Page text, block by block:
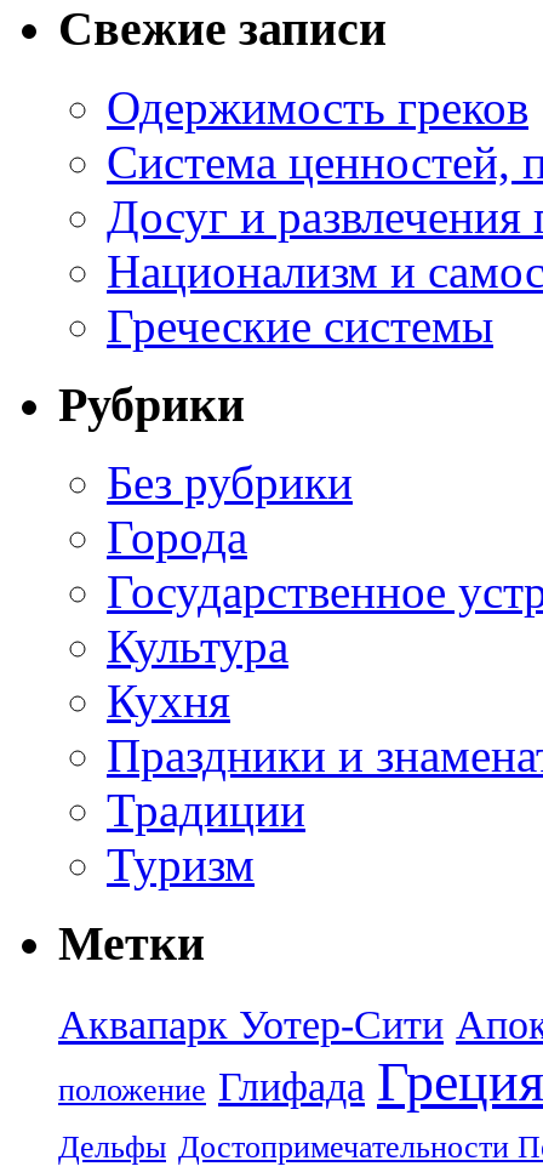
Свежие записи
Одержимость греков
Система ценностей,
Досуг и развлечения
Национализм и
Греческие системы
Рубрики
Без рубрики
Города
Государственное
Культура
Кухня
Праздники и
Традиции
Туризм
Метки
Аквапарк Уотер-Сити
положение Глифада Греция
Дельфы Достопримечательности